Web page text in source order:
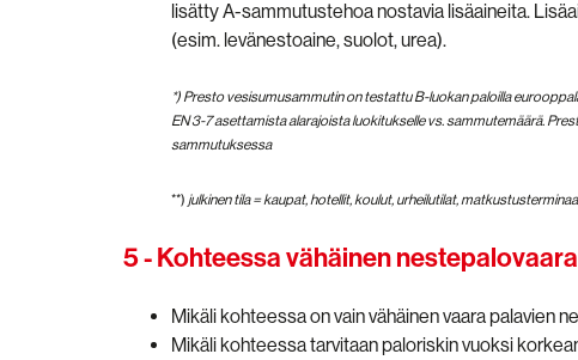
lisätty A-sammutustehoa nostavia lisäaineita.
(esim. levänestoaine, suolot, urea).
*) Presto vesisumusammutin on testattu B-luokan paloilla
EN 3-7 asettamista alarajoista luokitukselle vs. sammutemäärä.
sammutuksessa
**) julkinen tila = kaupat, hotellit, koulut, urheilutilat,
5 - Kohteessa vähäinen
Mikäli kohteessa on vain vähäinen vaara palavien
Mikäli kohteessa tarvitaan paloriskin vuoksi